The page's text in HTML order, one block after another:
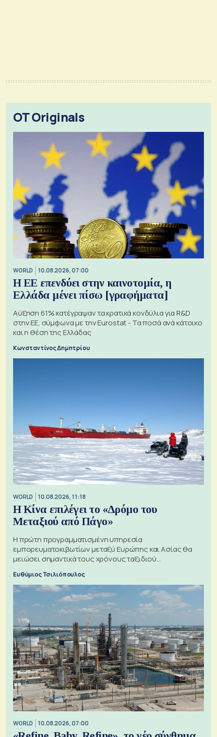
OT Originals
WORLD 10.08.2026, 07:00
Η ΕΕ επενδύει στην καινοτομία, η
Ελλάδα μένει πίσω [γραφήματα]
Αύξηση 61% κατέγραψαν τα κρατικά κονδύλια για R&D
στην ΕΕ, σύμφωνα με την Eurostat - Τα ποσά ανά κάτοικο
και η θέση της Ελλάδας
Κωνσταντίνος Δημητρίου
WORLD 10.08.2026, 11:18
Η Κίνα επιλέγει το «Δρόμο του
Μεταξιού από Πάγο»
Η πρώτη προγραμματισμένη υπηρεσία
εμπορευματοκιβωτίων μεταξύ Ευρώπης και Ασίας θα
μειώσει σημαντικά τους χρόνους ταξιδιού
χρησιμοποιώντας την Αρκτική ως πλωτή οδό
Ευθύμιος Τσιλιόπουλος
WORLD 10.08.2026, 07:00